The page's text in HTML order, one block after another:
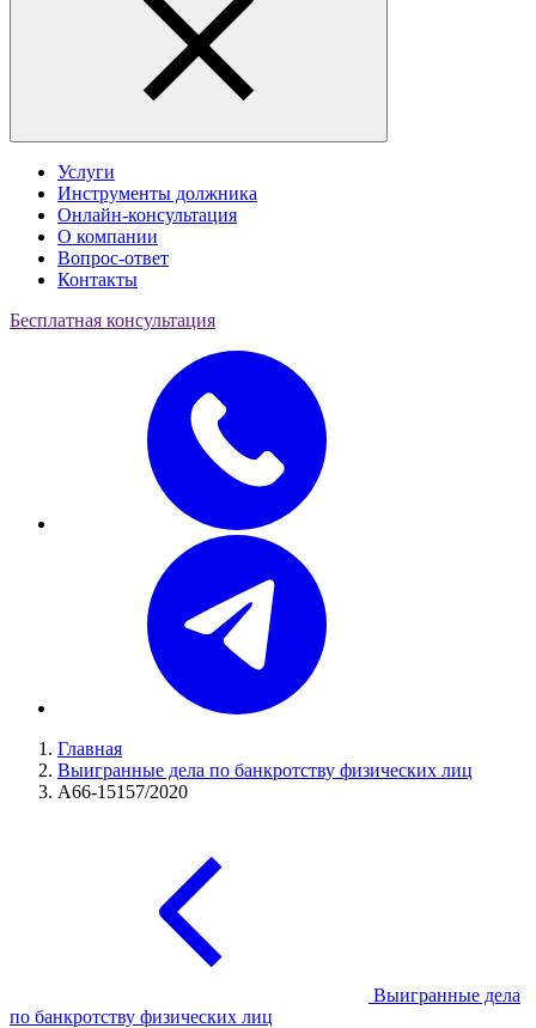
Услуги
Инструменты должника
Онлайн-консультация
О компании
Вопрос-ответ
Контакты
Бесплатная консультация
Главная
Выигранные дела по банкротству физических лиц
А66-15157/2020
Выигранные дела
по банкротству физических лиц